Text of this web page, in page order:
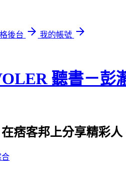
後台
我的帳號
聽書－彭
痞客邦上分享精彩
合